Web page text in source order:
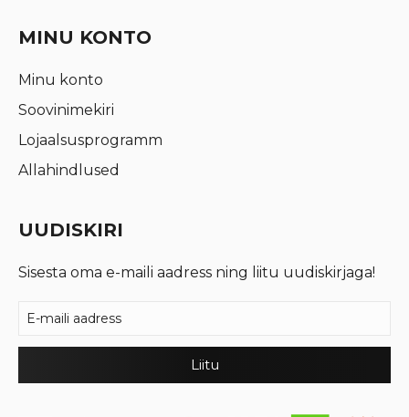
MINU KONTO
Minu konto
Soovinimekiri
Lojaalsusprogramm
Allahindlused
UUDISKIRI
Sisesta oma e-maili aadress ning liitu uudiskirjaga!